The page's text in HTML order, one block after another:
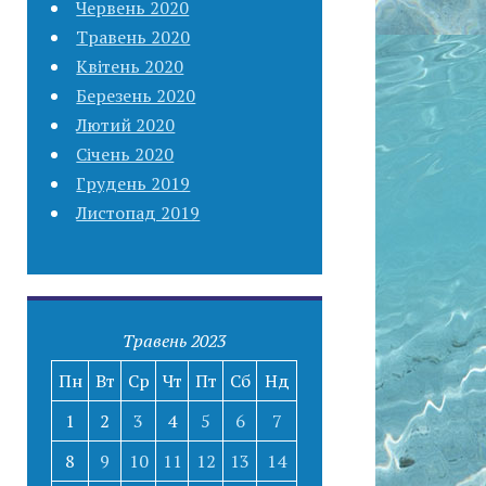
Червень 2020
Травень 2020
Квітень 2020
Березень 2020
Лютий 2020
Січень 2020
Грудень 2019
Листопад 2019
Травень 2023
Пн Вт Ср Чт Пт Сб Нд
1
2 3 4 5 6
7
8
9 10 11 12 13 14